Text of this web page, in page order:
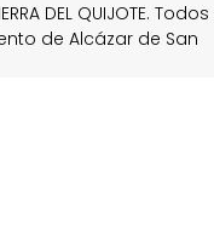
DEL QUIJOTE. Todos
de Alcázar de San